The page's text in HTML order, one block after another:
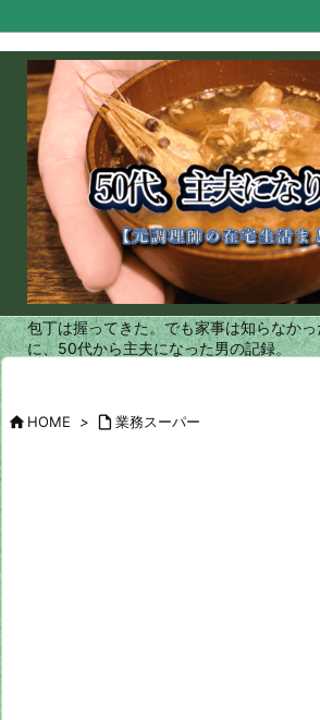
包丁は握ってきた。でも家事は知らなか
に、50代から主夫になった男の記録。
HOME >  業務スーパー